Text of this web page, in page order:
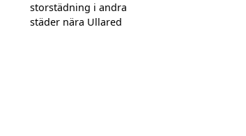
storstädning i andra
städer nära Ullared